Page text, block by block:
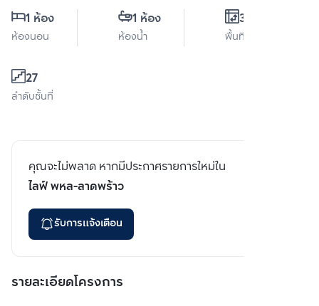
1 ห้อง
ห้องนอน
1 ห้อง
ห้องน้ำ
35 ตร.ม.
พื้นที่ใช้สอย
27
ลำดับชั้นที่
คุณจะไม่พลาด หากมีประกาศรายการใหม่ใน
ไลฟ์ พหล-ลาดพร้าว
รับการแจ้งเตือน
รายละเอียดโครงการ